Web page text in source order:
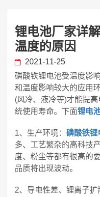
锂电池厂家详
温度的原因
2021-11-25
磷酸铁锂电池受温度影
和温度影响较大的应用
(风冷、液冷等)才能提
统使用寿命。下面锂电
1、生产环境： 磷酸铁锂
多、工艺繁杂的高科技
度、粉尘等都有很高的
品质将出现波动。
2、导电性差、锂离子扩